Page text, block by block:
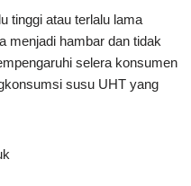
tinggi atau terlalu lama
menjadi hambar dan tidak
selera konsumen
susu UHT yang